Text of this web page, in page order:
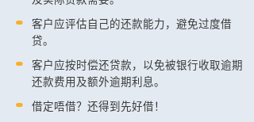
客户应评估自己的还款能力，避免过度借
贷。
客户应按时偿还贷款，以免被银行收取逾期
还款费用及额外逾期利息。
借定唔借？还得到先好借！